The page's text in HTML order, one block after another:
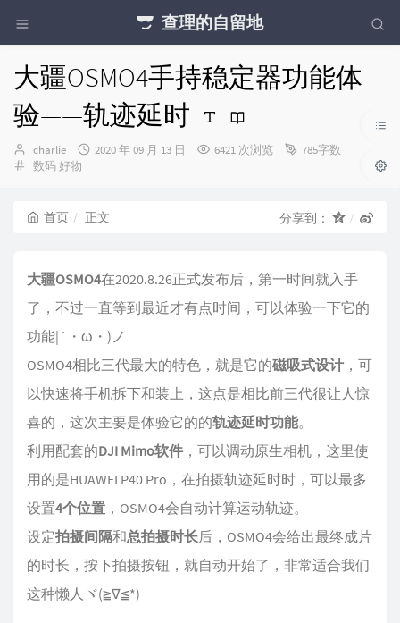
查理的自留地
大疆OSMO4手持稳定器功能体
验——轨迹延时
博
主：
charlie
发
2020 年 09 月 13 日 6421 次浏览
785字数
分
数码 好物
首页 正文 分享到：
大疆OSMO4在2020.8.26正式发布后，第一时间就入手
了，不过一直等到最近才有点时间，可以体验一下它的
功能|´・ω・)ノ
OSMO4相比三代最大的特色，就是它的磁吸式设计 ，可
以快速将手机拆下和装上，这点是相比前三代很让人惊
喜的，这次主要是体验它的的轨迹延时功能。
利用配套的DJI Mimo软件 ，可以调动原生相机，这里使
用的是HUAWEI P40 Pro，在拍摄轨迹延时时，可以最多
设置4个位置 ，OSMO4会自动计算运动轨迹。
设定拍摄间隔和总拍摄时长后，OSMO4会给出最终成片
的时长，按下拍摄按钮，就自动开始了，非常适合我们
这种懒人ヾ(≧∇≦*)ゝ